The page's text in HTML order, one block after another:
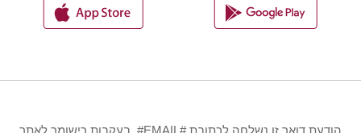
הודעת דואר זו נשלחה לכתובת #EMAIL#, בעקבות רישומך לאתר